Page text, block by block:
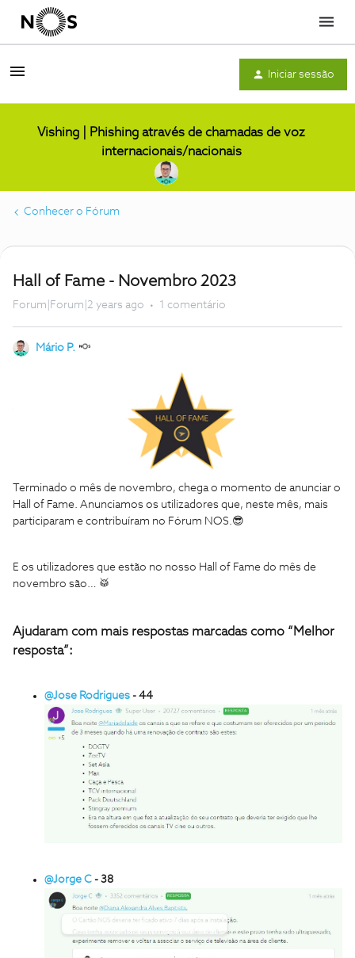
Menu
Iniciar sessão
Vishing | Phishing através de chamadas de voz
internacionais/nacionais
Conhecer o Fórum
Hall of Fame - Novembro 2023
Forum|Forum|2 years ago 1 comentário
Mário P.
Terminado o mês de novembro, chega o momento de anunciar o
Hall of Fame. Anunciamos os utilizadores que, neste mês, mais
participaram e contribuíram no Fórum NOS.😎
E os utilizadores que estão no nosso Hall of Fame do mês de
novembro são… 🥁
Ajudaram com mais respostas marcadas como “Melhor
resposta”:
@Jose Rodrigues - 44
@Jorge C - 38